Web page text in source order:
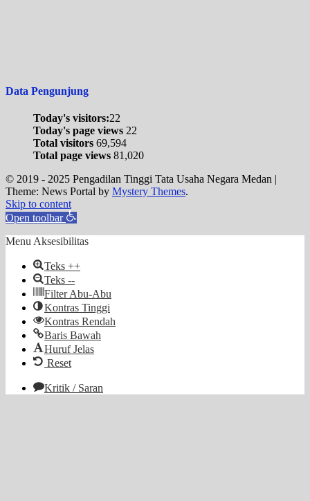
Data Pengunjung
Today's visitors:22
Today's page views 22
Total visitors 69,594
Total page views 81,020
© 2019 - 2025 Pengadilan Tinggi Tata Usaha Negara Medan
Theme: News Portal by Mystery Themes.
Skip to content
Open toolbar
Menu Aksesibilitas
Teks ++
Teks --
Filter Abu-Abu
Kontras Tinggi
Kontras Rendah
Baris Bawah
Huruf Jelas
Reset
Kritik / Saran